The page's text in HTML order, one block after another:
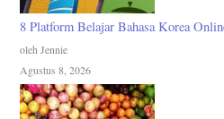
8 Platform Belajar Bahasa Korea
oleh Jennie
Agustus 8, 2026